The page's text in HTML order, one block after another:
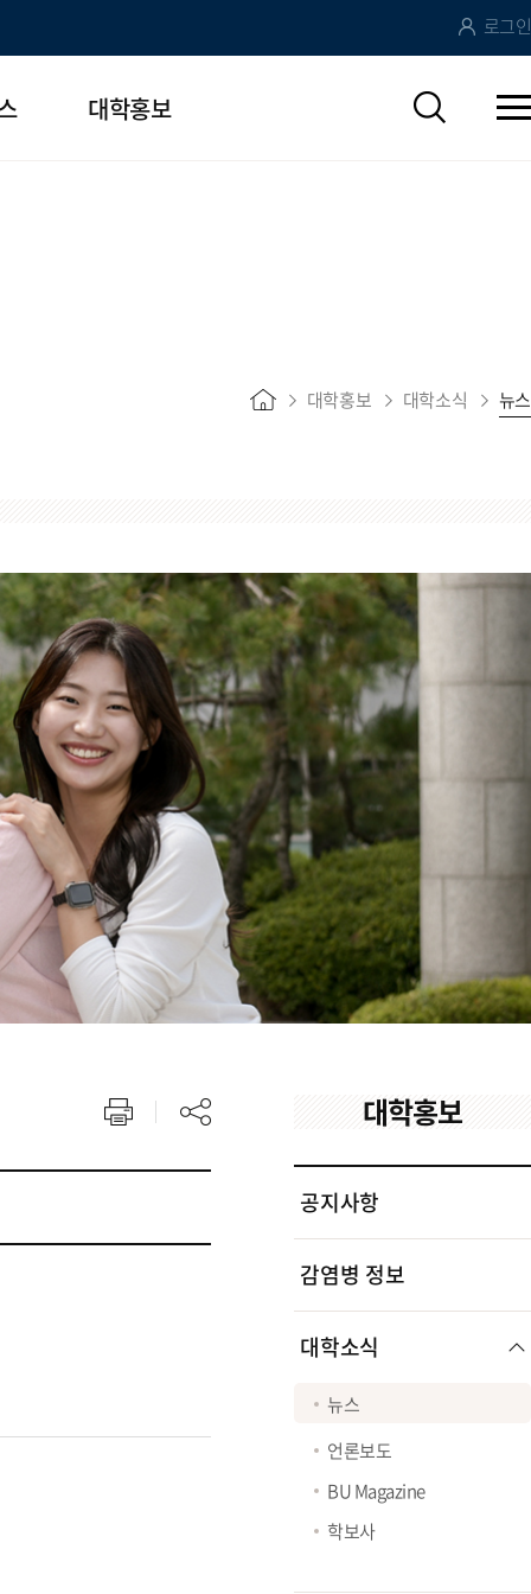
로그인
대학홍보
대학홍보 대학소식 뉴스
대학홍보
공지사항
감염병 정보
대학소식
뉴스
언론보도
BU Magazine
학보사